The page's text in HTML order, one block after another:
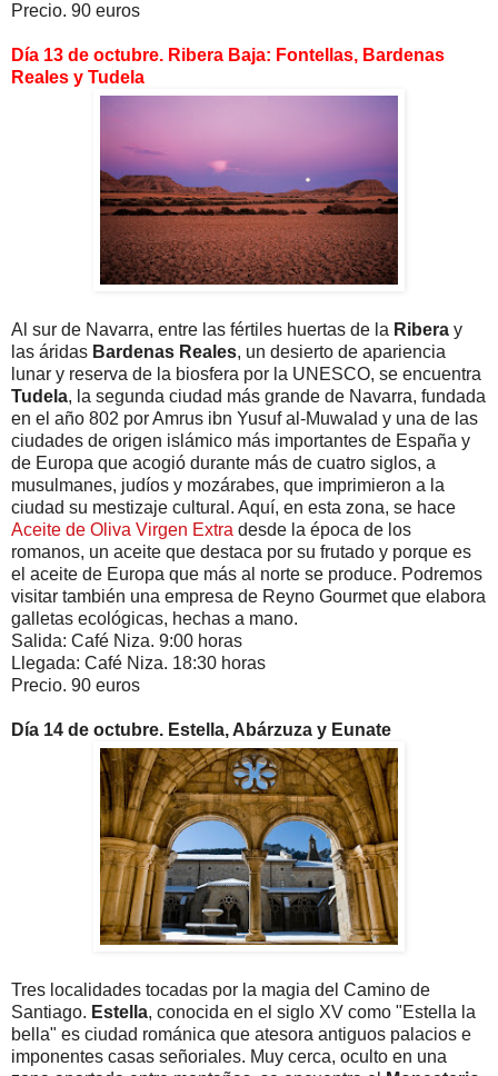
Precio. 90 euros
Día 13 de octubre. Ribera Baja: Fontellas, Bardenas
Reales y Tudela
Al sur de Navarra, entre las fértiles huertas de la Ribera y
las áridas Bardenas Reales, un desierto de apariencia
lunar y reserva de la biosfera por la UNESCO, se encuentra
Tudela, la segunda ciudad más grande de Navarra, fundada
en el año 802 por Amrus ibn Yusuf al-Muwalad y una de las
ciudades de origen islámico más importantes de España y
de Europa que acogió durante más de cuatro siglos, a
musulmanes, judíos y mozárabes, que imprimieron a la
ciudad su mestizaje cultural. Aquí, en esta zona, se hace
Aceite de Oliva Virgen Extra desde la época de los
romanos, un aceite que destaca por su frutado y porque es
el aceite de Europa que más al norte se produce. Podremos
visitar también una empresa de Reyno Gourmet que elabora
galletas ecológicas, hechas a mano.
Salida: Café Niza. 9:00 horas
Llegada: Café Niza. 18:30 horas
Precio. 90 euros
Día 14 de octubre. Estella, Abárzuza y Eunate
Tres localidades tocadas por la magia del Camino de
Santiago. Estella, conocida en el siglo XV como "Estella la
bella" es ciudad románica que atesora antiguos palacios e
imponentes casas señoriales. Muy cerca, oculto en una